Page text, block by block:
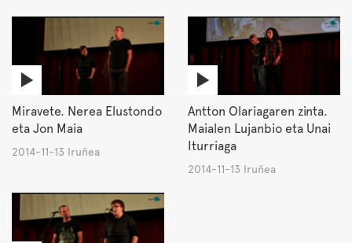
Miravete. Nerea Elustondo
eta Jon Maia
2014-11-13 Iruñea
Antton Olariagaren zinta.
Maialen Lujanbio eta Unai
Iturriaga
2014-11-13 Iruñea